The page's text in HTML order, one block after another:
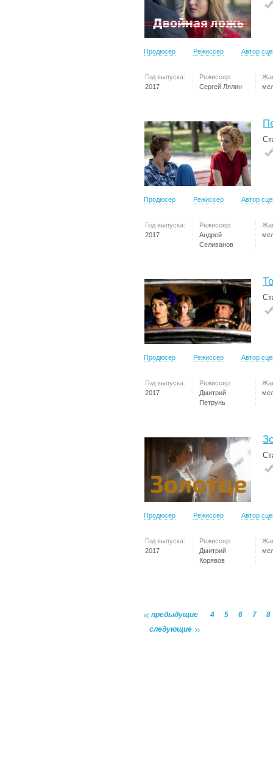
Продюсер Режиссер Автор
Год выпуска:
2017
Режиссер:
Сергей Лялин
Продюсер Режиссер Автор
Год выпуска:
2017
Режиссер:
Андрей
Селиванов
Продюсер Режиссер Автор
Год выпуска:
2017
Режиссер:
Дмитрий
Петрунь
Продюсер Режиссер Автор
Год выпуска:
2017
Режиссер:
Дмитрий
Корявов
предыдущие 4 5 6 7
8
следующие